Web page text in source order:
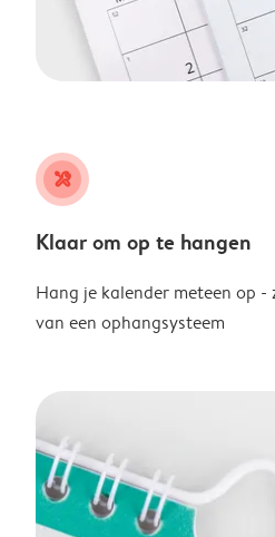
tools
Klaar om op te hangen
Hang je kalender meteen op -
van een ophangsysteem